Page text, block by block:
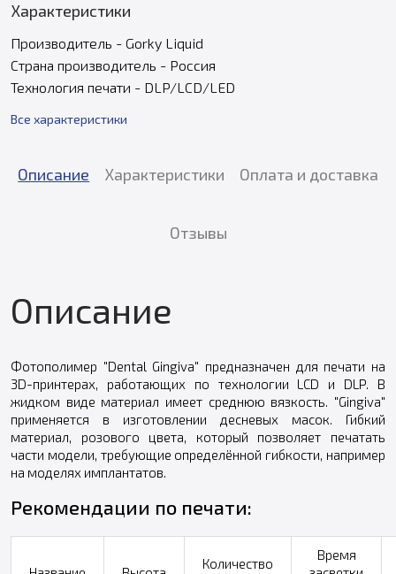
Характеристики
Производитель - Gorky Liquid
Страна производитель - Россия
Технология печати - DLP/LCD/LED
Все характеристики
Описание Характеристики Оплата и доставка
Отзывы
Описание
Фотополимер "Dental Gingiva" предназначен для печати на
3D-принтерах, работающих по технологии LCD и DLP. В
жидком виде материал имеет среднюю вязкость. "Gingiva"
применяется в изготовлении десневых масок. Гибкий
материал, розового цвета, который позволяет печатать
части модели, требующие определённой гибкости, например
на моделях имплантатов.
Рекомендации по печати:
Количество
Время